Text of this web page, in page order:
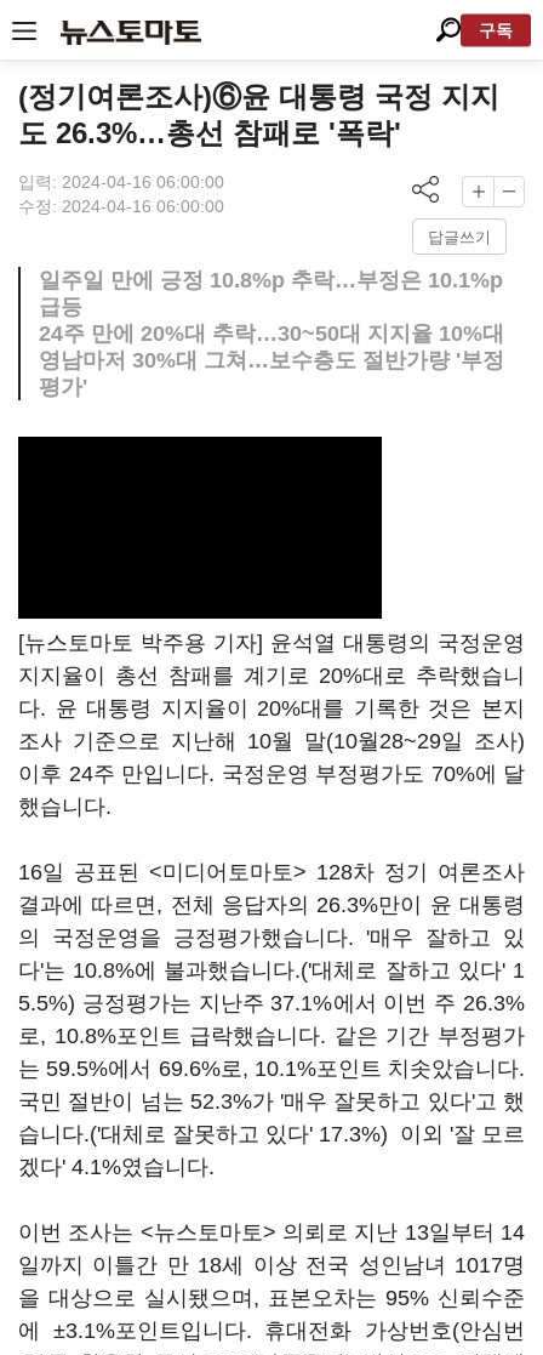
구독
(정기여론조사)⑥윤 대통령 국정 지지
도 26.3%…총선 참패로 '폭락'
입력: 2024-04-16 06:00:00
수정: 2024-04-16 06:00:00
답글쓰기
일주일 만에 긍정 10.8%p 추락…부정은 10.1%p
급등
24주 만에 20%대 추락…30~50대 지지율 10%대
영남마저 30%대 그쳐…보수층도 절반가량 '부정
평가'
[뉴스토마토 박주용 기자] 윤석열 대통령의 국정운영
지지율이 총선 참패를 계기로 20%대로 추락했습니
다. 윤 대통령 지지율이 20%대를 기록한 것은 본지
조사 기준으로 지난해 10월 말(10월28~29일 조사)
이후 24주 만입니다. 국정운영 부정평가도 70%에 달
했습니다.
16일 공표된 <미디어토마토> 128차 정기 여론조사
결과에 따르면, 전체 응답자의 26.3%만이 윤 대통령
의 국정운영을 긍정평가했습니다. '매우 잘하고 있
다'는 10.8%에 불과했습니다.('대체로 잘하고 있다' 1
5.5%) 긍정평가는 지난주 37.1%에서 이번 주 26.3%
로, 10.8%포인트 급락했습니다. 같은 기간 부정평가
는 59.5%에서 69.6%로, 10.1%포인트 치솟았습니다.
국민 절반이 넘는 52.3%가 '매우 잘못하고 있다'고 했
습니다.('대체로 잘못하고 있다' 17.3%) 이외 '잘 모르
겠다' 4.1%였습니다.
이번 조사는 <뉴스토마토> 의뢰로 지난 13일부터 14
일까지 이틀간 만 18세 이상 전국 성인남녀 1017명
을 대상으로 실시됐으며, 표본오차는 95% 신뢰수준
에 ±3.1%포인트입니다. 휴대전화 가상번호(안심번